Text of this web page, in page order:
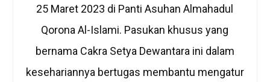
25 Maret 2023 di Panti Asuhan Almahadul
Qorona Al-Islami. Pasukan khusus yang
bernama Cakra Setya Dewantara ini dalam
kesehariannya bertugas membantu mengatur